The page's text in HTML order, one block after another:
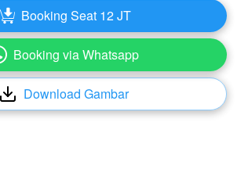
` Booking Seat 12 JT
Booking via Whatsapp
` Download Gambar